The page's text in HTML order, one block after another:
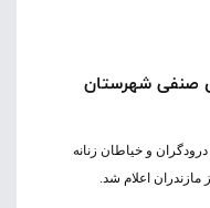
صنفی شهرستان
درودگران و خیاطان زنانه
اعلام شد.